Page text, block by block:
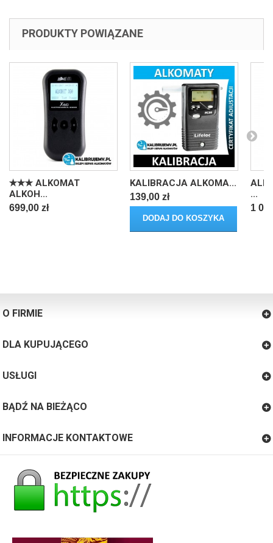
PRODUKTY POWIĄZANE
✭✭✭ ALKOMAT
ALKOH...
699,00 zł
KALIBRACJA ALKOMA...
139,00 zł
DODAJ DO KOSZYKA
...
1
O FIRMIE
DLA KUPUJĄCEGO
USŁUGI
BĄDŹ NA BIEŻĄCO
INFORMACJE KONTAKTOWE